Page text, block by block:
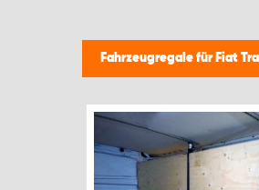
Fahrzeugregale für Fiat